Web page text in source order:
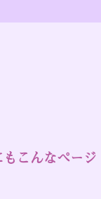
もこんなページ